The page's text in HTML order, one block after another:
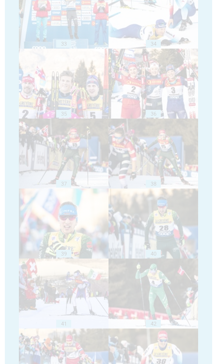
33 34
35 36
37 38
39 40
41 42